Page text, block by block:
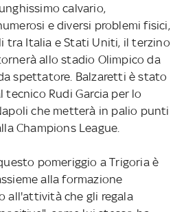
calvario,
e diversi problemi fisici,
tra Italia e Stati Uniti, il terzino
allo stadio Olimpico da
spettatore. Balzaretti è stato
Rudi Garcia per lo
che metterà in palio punti
Champions League.
pomeriggio a Trigoria è
alla formazione
all'attività che gli regala